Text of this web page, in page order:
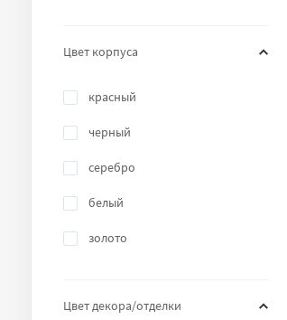
Цвет корпуса
красный
черный
серебро
белый
золото
Цвет декора/отделки